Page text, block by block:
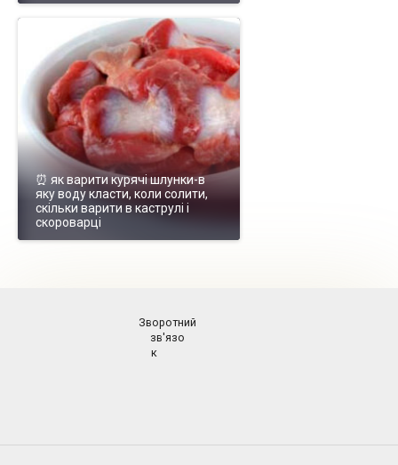
⏰ як варити курячі шлунки-в
яку воду класти, коли солити,
скільки варити в каструлі і
скороварці
Зворотний
зв'язо
к